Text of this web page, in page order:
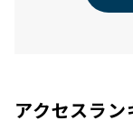
アクセスラン